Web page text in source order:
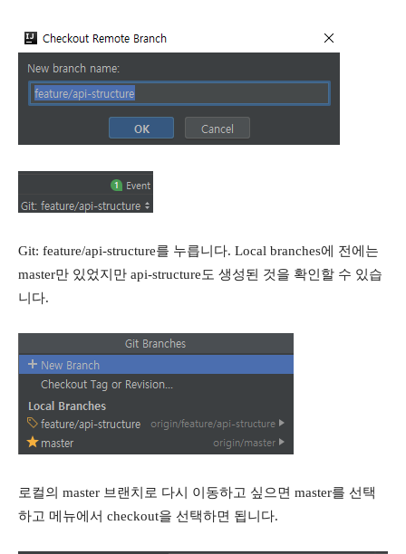
Git: feature/api-structure를 누릅니다. Local branches에 전에는
master만 있었지만 api-structure도 생성된 것을 확인할 수 있습
니다.
로컬의 master 브랜치로 다시 이동하고 싶으면 master를 선택
하고 메뉴에서 checkout을 선택하면 됩니다.